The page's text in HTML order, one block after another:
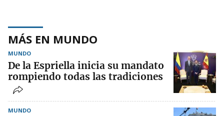
MÁS EN MUNDO
MUNDO
De la Espriella inicia su mandato
rompiendo todas las tradiciones
MUNDO